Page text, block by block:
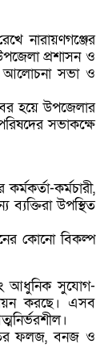
নারায়ণগঞ্জের
প্রশাসন ও
আলোচনা সভা ও
হয়ে উপজেলার
সভাকক্ষে
কর্মচারী,
ব্যক্তিরা উপস্থিত
কোনো বিকল্প
আধুনিক সুযোগ-
করছে। এসব
ফলজ, বনজ ও